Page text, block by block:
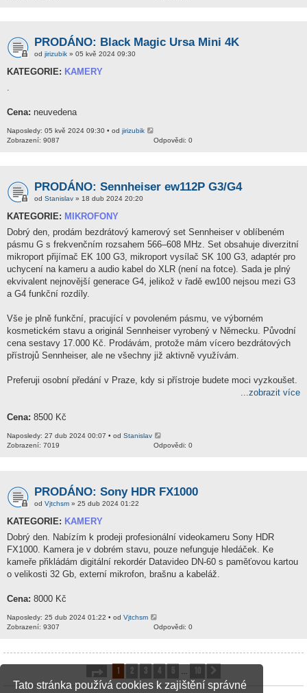
Tato stránka používá cookies k zajištění správné
PRODÁNO: Black Magic Ursa Mini 4K
od jirizubik » 05 kvě 2024 09:30
KATEGORIE: KAMERY
.
Cena: neuvedena
Naposledy: 05 kvě 2024 09:30 • od jirizubik
Odpovědi: 0
Zobrazení: 9087
PRODÁNO: Sennheiser ew112P G3/G4
od Stanislav » 18 dub 2024 20:20
KATEGORIE: MIKROFONY
Dobrý den, prodám bezdrátový kamerový set Sennheiser v oblíbeném
pásmu G s frekvenčním rozsahem 566–608 MHz. Set obsahuje diverzitní
mikroport přijímač EK 100 G3, mikroport vysílač SK 100 G3, adaptér pro
uchycení na kameru a audio kabel do XLR (není na fotce). Sada je plný
ekvivalent nejnovější generace G4, jelikož v řadě ew100 nejsou mezi G3
a G4 funkční rozdíly.
Vše je plně funkční, pracující v povoleném pásmu, ve výborném
kosmetickém stavu a originál Sennheiser vyrobený v Německu. Původní
cena sestavy 17.000 Kč. Prodávám, protože mám vícero bezdrátových
přístrojů Sennheiser, ale ne všechny již aktivně využívám.
Preferuji osobní předání v Praze, kdy si přístroje budete moci vyzkoušet.
...zobrazit více
Cena: 8500 Kč
Naposledy: 27 dub 2024 00:07 • od Stanislav
Odpovědi: 0
Zobrazení: 7019
PRODÁNO: Sony HDR FX1000
od Vjtchsm » 25 dub 2024 01:22
KATEGORIE: KAMERY
Dobrý den. Nabízím k prodeji profesionální videokameru Sony HDR
FX1000. Kamera je v dobrém stavu, pouze nefunguje hledáček. Ke
kameře přikládám digitální rekordér Datavideo DN-60 s paměťovou kartou
o velikosti 32 Gb, externí mikrofon, brašnu a kabeláž.
Cena: 8000 Kč
Naposledy: 25 dub 2024 01:22 • od Vjtchsm
Odpovědi: 0
Zobrazení: 9307
Stránka 1z 10
1 2 3 4 10